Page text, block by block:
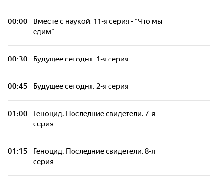
00:00
Вместе с наукой. 11-я серия - "Что мы
едим"
00:30 Будущее сегодня. 1-я серия
00:45 Будущее сегодня. 2-я серия
01:00
Геноцид. Последние свидетели. 7-я
серия
01:15
Геноцид. Последние свидетели. 8-я
серия